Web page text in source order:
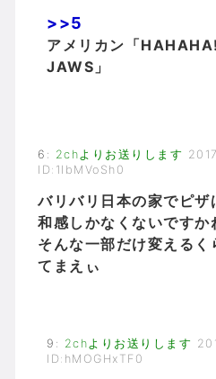
>>5
アメリカン「
JAWS」
6 : 2chよりお送りします
ID:1IbMVoSh0
バリバリ日本の家でピ
和感しかなくないです
そんな一部だけ変える
てまえぃ
9 : 2chよりお送りします
ID:hMOGHxTF0